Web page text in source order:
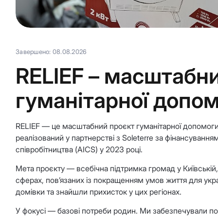
Завершено: 08.08.2026
RELIEF –
гуманітарної
RELIEF — це масштабний проєкт гуманітарної
реалізований у партнерстві з Soleterre за фінансуванням
співробітництва (AICS) у 2023 році.
Мета проєкту — всебічна підтримка громад у
сферах, пов’язаних із покращенням умов життя для
домівки та знайшли прихисток у цих регіонах.
У фокусі — базові потреби родин. Ми забезпечували